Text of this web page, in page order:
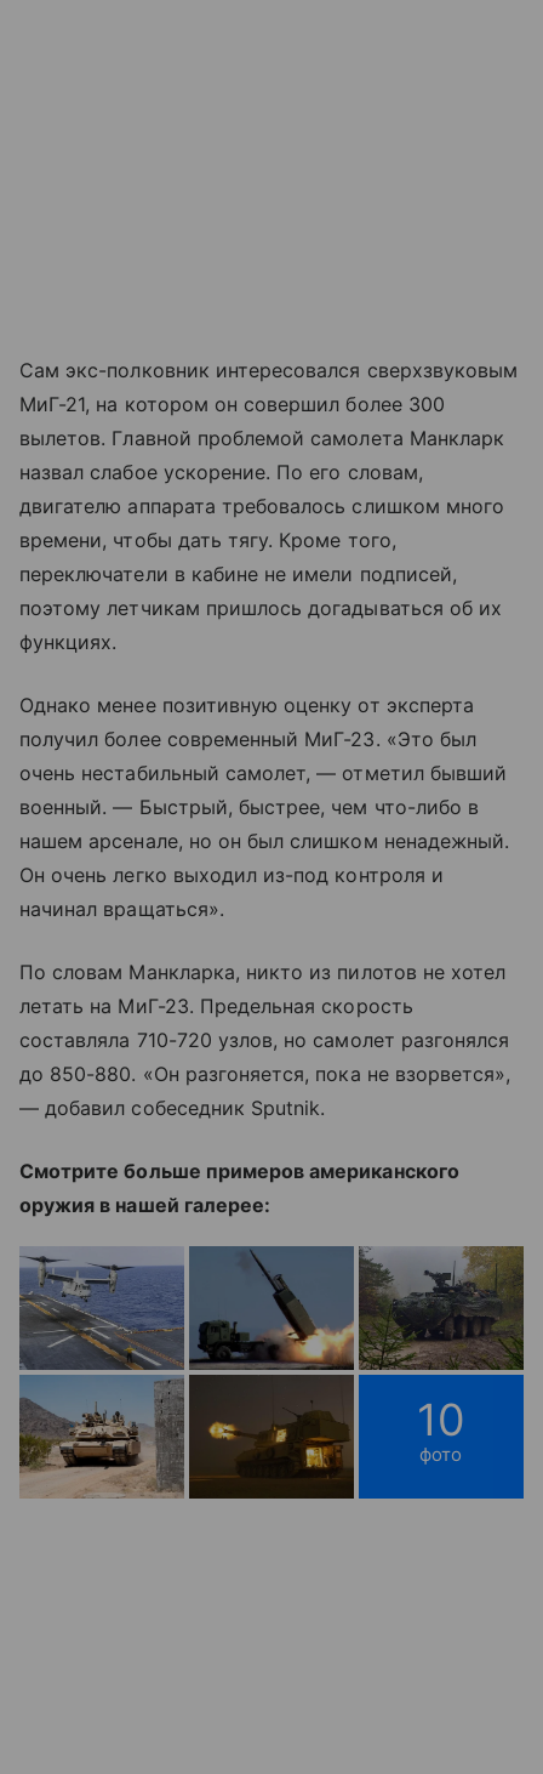
Сам экс-полковник интересовался сверхзвуковым
МиГ-21, на котором он совершил более 300
вылетов. Главной проблемой самолета Манкларк
назвал слабое ускорение. По его словам,
двигателю аппарата требовалось слишком много
времени, чтобы дать тягу. Кроме того,
переключатели в кабине не имели подписей,
поэтому летчикам пришлось догадываться об их
функциях.
Однако менее позитивную оценку от эксперта
получил более современный МиГ-23. «Это был
очень нестабильный самолет, — отметил бывший
военный. — Быстрый, быстрее, чем что-либо в
нашем арсенале, но он был слишком ненадежный.
Он очень легко выходил из-под контроля и
начинал вращаться».
По словам Манкларка, никто из пилотов не хотел
летать на МиГ-23. Предельная скорость
составляла 710-720 узлов, но самолет разгонялся
до 850-880. «Он разгоняется, пока не взорвется»,
— добавил собеседник Sputnik.
Смотрите больше примеров американского
оружия в нашей галерее:
10
фото